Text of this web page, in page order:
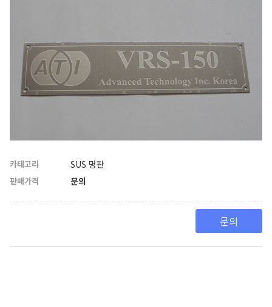
카테고리 SUS 명판
판매가격
문의